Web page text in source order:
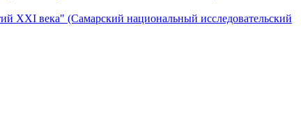
XXI века" (Самарский национальный исследовательский